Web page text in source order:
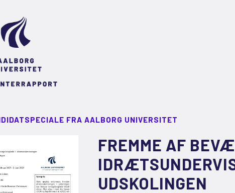
FRA AALBORG UNIVERSITET
FREMME AF
UDSKOLINGEN